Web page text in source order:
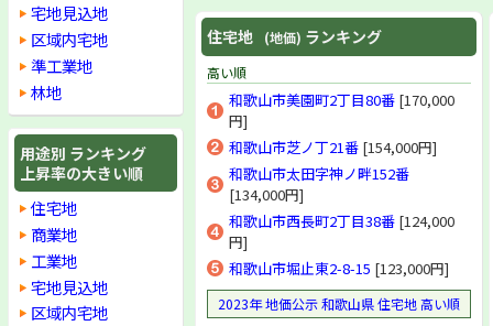
住宅地 (地価) ランキング
高い順
和歌山市美園町2丁目80番 [170,000
円]
和歌山市芝ノ丁21番 [154,000円]
和歌山市太田字神ノ畔152番
[134,000円]
和歌山市西長町2丁目38番 [124,000
円]
和歌山市堀止東2-8-15 [123,000円]
2023年 地価公示 和歌山県 住宅地 高い順
宅地見込地
区域内宅地
準工業地
林地
用途別 ランキング
上昇率の大きい順
住宅地
商業地
工業地
宅地見込地
区域内宅地